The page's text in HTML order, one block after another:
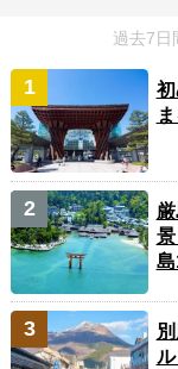
過去7日